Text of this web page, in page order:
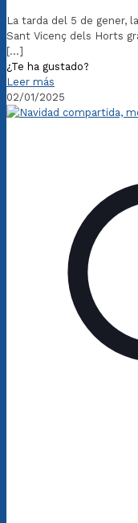
La tarda del 5 de gener,
Sant Vicenç dels Horts
[…]
¿Te ha gustado?
Leer más
02/01/2025